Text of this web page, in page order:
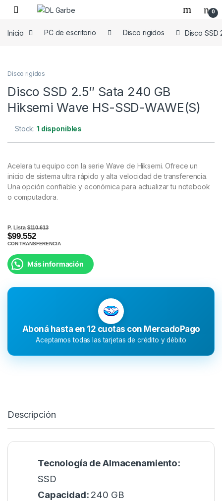
0
Inicio PC de escritorio Disco rigidos Disco SSD
Disco rigidos
Disco SSD 2.5″ Sata 240 GB
Hiksemi Wave HS-SSD-WAWE(S)
Stock:1 disponibles
Acelera tu equipo con la serie Wave de Hiksemi. Ofrece un
inicio de sistema ultra rápido y alta velocidad de transferencia.
Una opción confiable y económica para actualizar tu notebook
o computadora.
P. Lista$110.613
$99.552
CON TRANSFERENCIA
Más información
Aboná hasta en 12 cuotas con MercadoPago
Aceptamos todas las tarjetas de crédito y débito
Descripción
Tecnología de Almacenamiento:
SSD
Capacidad: 240 GB